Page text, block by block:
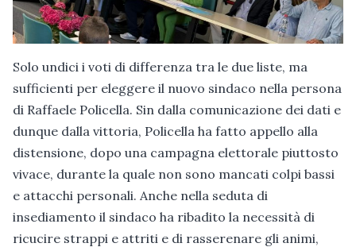
Solo undici i voti di differenza tra le due liste, ma
sufficienti per eleggere il nuovo sindaco nella persona
di Raffaele Policella. Sin dalla comunicazione dei dati e
dunque dalla vittoria, Policella ha fatto appello alla
distensione, dopo una campagna elettorale piuttosto
vivace, durante la quale non sono mancati colpi bassi
e attacchi personali. Anche nella seduta di
insediamento il sindaco ha ribadito la necessità di
ricucire strappi e attriti e di rasserenare gli animi,